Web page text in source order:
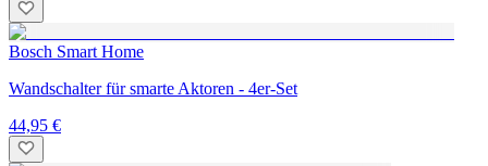
Bosch Smart Home
Wandschalter für smarte Aktoren - 4er-Set
44,95 €